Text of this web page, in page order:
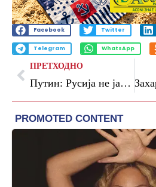
Facebook Twitter
Telegram WhatsApp
ПРЕТХОДНО
Путин: Русија не ја загрозува Европа ниту планира војна со европските земји